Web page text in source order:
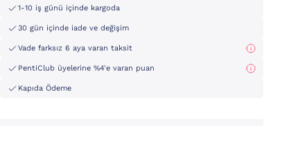
1-10 iş günü içinde kargoda
30 gün içinde iade ve değişim
Vade farksız 6 aya varan taksit
PentiClub üyelerine %4'e varan puan
Kapıda Ödeme